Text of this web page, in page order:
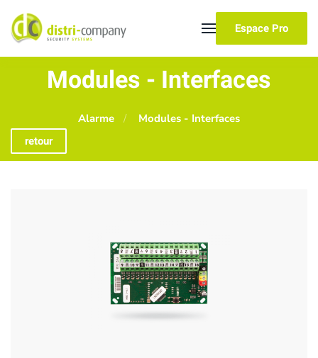
Skip to main content
Espace Pro
Modules - Interfaces
Alarme Modules - Interfaces
retour